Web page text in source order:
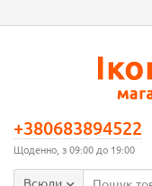
+380683894522
Щоденно, з 09:00 до 19:00